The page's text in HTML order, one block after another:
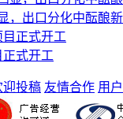
，出口分化中酝酿
式开工
迎投稿 友情合作 用